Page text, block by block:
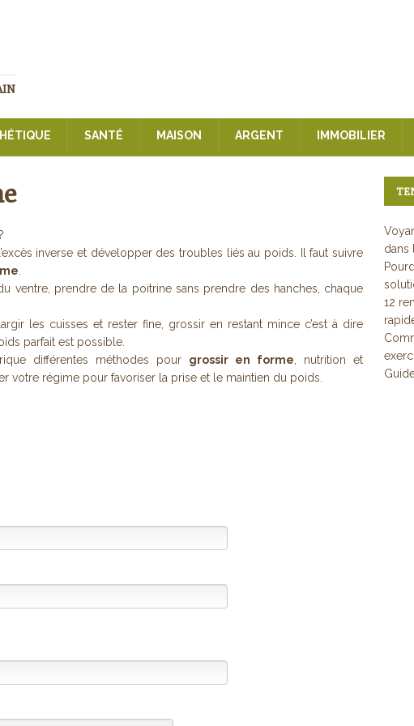
SANTÉ MAISON ARGENT IMMOBILIER
inverse et développer des troubles liés au poids. Il faut suivre
ventre, prendre de la poitrine sans prendre des hanches, chaque
les cuisses et rester fine, grossir en restant mince c’est à dire
parfait est possible.
différentes méthodes pour grossir en forme , nutrition et
votre régime pour favoriser la prise et le maintien du poids.
dans
12